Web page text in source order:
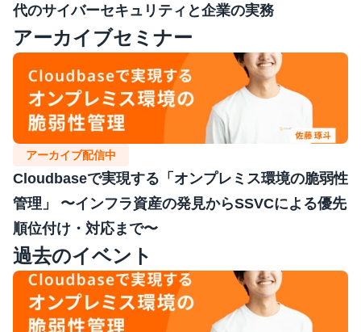
代のサイバーセキュリティと企業の実務
アーカイブセミナー
アーカイブ配信中
Cloudbaseで実現する「オンプレミス環境の脆弱性
管理」 〜インフラ資産の発見からSSVCによる優先
順位付け・対応まで〜
過去のイベント